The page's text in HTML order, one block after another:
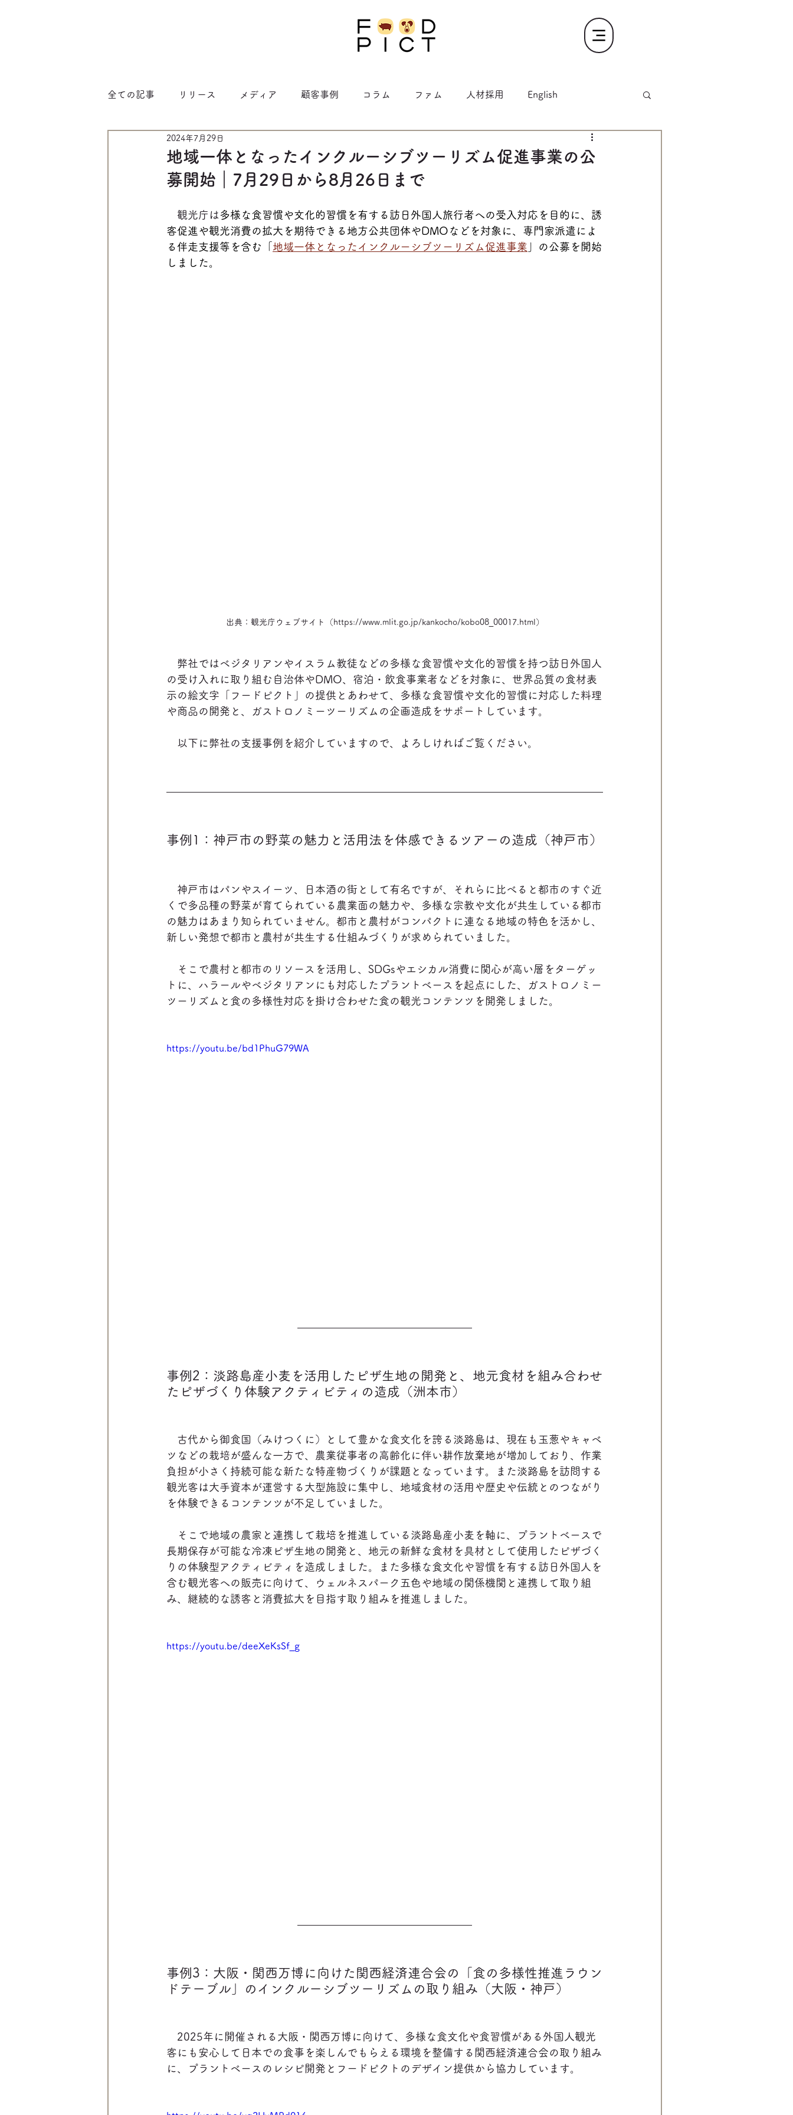
全ての記事 リリース メディア 顧客事例 コラム ファム 人材採用 English
地域一体となったインクルーシブツーリズム促進事業の公
募開始｜7月29日から8月26日まで
2024年7月29日
観光庁は 多様な食習慣や文化的習慣を有する訪日外国人旅行者への受入対応を目的に、誘
客促進や観光消費の拡大を期待できる地方公共団体やDMOなどを対象に、専門家派遣によ
る伴走支援等を含む「 地域一体となったインクルーシブツーリズム促進事業 」の公募を開始
しました。
出典：観光庁ウェブサイト（https://www.mlit.go.jp/kankocho/kobo08_00017.html）
弊社ではベジタリアンやイスラム教徒などの多様な食習慣や文化的習慣を持つ訪日外国人
の受け入れに取り組む自治体やDMO、宿泊・飲食事業者などを対象に、世界品質の食材表
示の絵文字「フードピクト」の提供とあわせて、多様な食習慣や文化的習慣に対応した料理
や商品の開発と、ガストロノミーツーリズムの企画造成をサポートしています。
以下に弊社の支援事例を紹介していますので、よろしければご覧ください。
事例1：神戸市の野菜の魅力と活用法を体感できるツアーの造成（神戸市）
神戸市はパンやスイーツ、日本酒の街として有名ですが、それらに比べると都市のすぐ近
くで多品種の野菜が育てられている農業面の魅力や、多様な宗教や文化が共生している都市
の魅力はあまり知られていません。都市と農村がコンパクトに連なる地域の特色を活かし、
新しい発想で都市と農村が共生する仕組みづくりが求められていました。
そこで農村と都市のリソースを活用し、SDGsやエシカル消費に関心が高い層をターゲッ
トに、ハラールやベジタリアンにも対応したプラントベースを起点にした、ガストロノミー
ツーリズムと食の多様性対応を掛け合わせた食の観光コンテンツを開発しました。
https://youtu.be/bd1PhuG79WA
事例2：淡路島産小麦を活用したピザ生地の開発と、地元食材を組み合わせ
たピザづくり体験アクティビティの造成（洲本市）
古代から御食国（みけつくに）として豊かな食文化を誇る淡路島は、現在も玉葱やキャベ
ツなどの栽培が盛んな一方で、農業従事者の高齢化に伴い耕作放棄地が増加しており、作業
負担が小さく持続可能な新たな特産物づくりが課題となっています。また淡路島を訪問する
観光客は大手資本が運営する大型施設に集中し、地域食材の活用や歴史や伝統とのつながり
を体験できるコンテンツが不足していました。
そこで地域の農家と連携して栽培を推進している淡路島産小麦を軸に、プラントベースで
長期保存が可能な冷凍ピザ生地の開発と、地元の新鮮な食材を具材として使用したピザづく
りの体験型アクティビティを造成しました。また多様な食文化や習慣を有する訪日外国人を
含む観光客への販売に向けて、ウェルネスパーク五色や地域の関係機関と連携して取り組
み、継続的な誘客と消費拡大を目指す取り組みを推進しました。
https://youtu.be/deeXeKsSf_g
事例3：大阪・関西万博に向けた関西経済連合会の「食の多様性推進ラウン
ドテーブル」のインクルーシブツーリズムの取り組み（大阪・神戸）
2025年に開催される大阪・関西万博に向けて、多様な食文化や食習慣がある外国人観光
客にも安心して日本での食事を楽しんでもらえる環境を整備する関西経済連合会の取り組み
に、プラントベースのレシピ開発とフードピクトのデザイン提供から協力しています。